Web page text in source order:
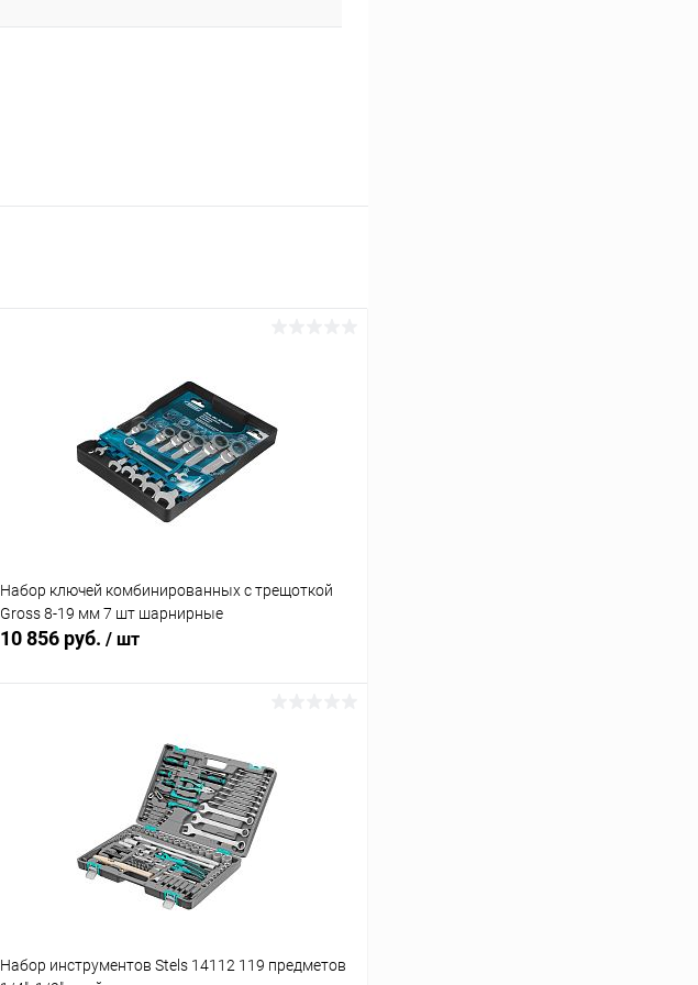
Набор ключей комбинированных с трещоткой
Gross 8-19 мм 7 шт шарнирные
10 856 руб. / шт
Сравнение
В наличии
Набор инструментов Stels 14112 119 предметов